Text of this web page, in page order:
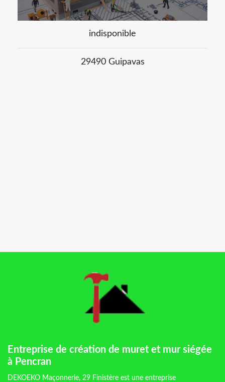
indisponible
29490 Guipavas
Entreprise de création de muret et mur siégée
à Pencran
DEKOEKO Maçonnerie, 29 Finistère est une entreprise